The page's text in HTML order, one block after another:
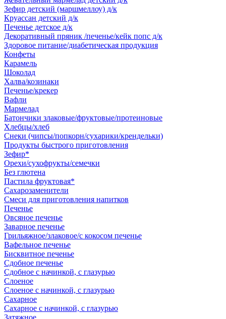
Зефир детский (маршмеллоу) д/к
Круассан детский д/к
Печенье детское д/к
Декоративный пряник /печенье/кейк попс д/к
Здоровое питание/диабетическая продукция
Конфеты
Карамель
Шоколад
Халва/козинаки
Печенье/крекер
Вафли
Мармелад
Батончики злаковые/фруктовые/протеиновые
Хлебцы/хлеб
Снеки (чипсы/попкорн/сухарики/крендельки)
Продукты быстрого приготовления
Зефир*
Орехи/сухофрукты/семечки
Без глютена
Пастила фруктовая*
Сахарозаменители
Смеси для приготовления напитков
Печенье
Овсяное печенье
Заварное печенье
Грильяжное/злаковое/с кокосом печенье
Вафельное печенье
Бисквитное печенье
Сдобное печенье
Сдобное с начинкой, с глазурью
Слоеное
Слоеное с начинкой, с глазурью
Сахарное
Сахарное с начинкой, с глазурью
Затяжное